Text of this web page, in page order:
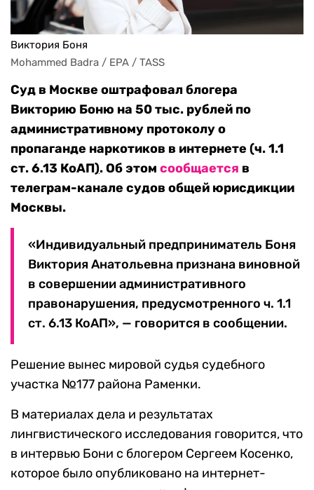
Виктория Боня
Mohammed Badra / EPA / TASS
Суд в Москве оштрафовал блогера
Викторию Боню на 50 тыс. рублей по
административному протоколу о
пропаганде наркотиков в интернете (ч. 1.1
ст. 6.13 КоАП). Об этом сообщается в
телеграм-канале судов общей юрисдикции
Москвы.
«Индивидуальный предприниматель Боня
Виктория Анатольевна признана виновной
в совершении административного
правонарушения, предусмотренного ч. 1.1
ст. 6.13 КоАП», — говорится в сообщении.
Решение вынес мировой судья судебного
участка №177 района Раменки.
В материалах дела и результатах
лингвистического исследования говорится, что
в интервью Бони с блогером Сергеем Косенко,
которое было опубликовано на интернет-